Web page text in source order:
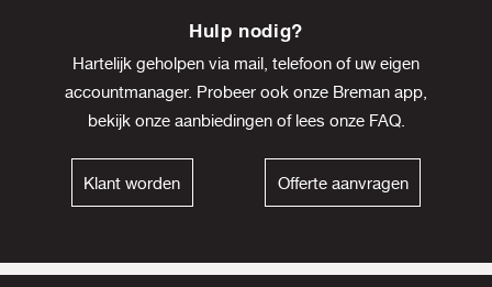
Hulp nodig?
Hartelijk geholpen via mail, telefoon of uw eigen
accountmanager. Probeer ook onze Breman app,
bekijk onze aanbiedingenof lees onze FAQ.
Klant worden Offerte aanvragen